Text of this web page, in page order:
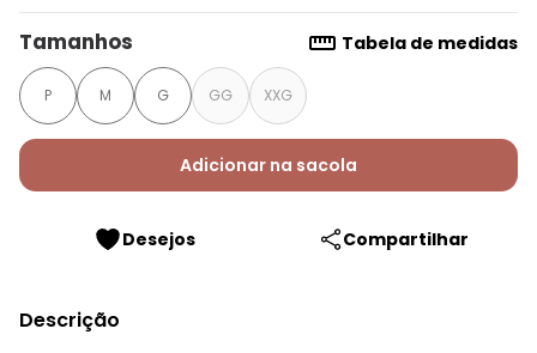
Tamanhos Tabela de medidas
P M G GG XXG
Adicionar na sacola
Desejos Compartilhar
Descrição